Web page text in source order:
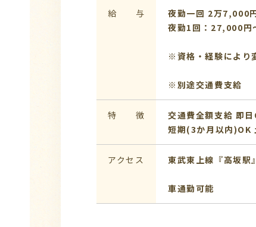
給 与
夜勤一回 2万7,000
夜勤1回：27,000円
※資格・経験により
※別途交通費支給
特 徴 交通費全額支給 即
短期(3か月以内)OK
アクセス 東武東上線『高坂
車通勤可能